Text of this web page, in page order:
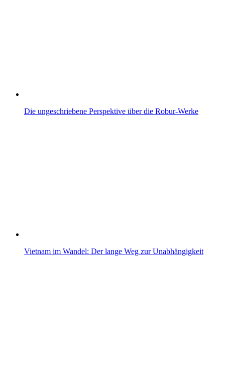
Die ungeschriebene Perspektive über die Robur-Werke
Vietnam im Wandel: Der lange Weg zur Unabhängigkeit